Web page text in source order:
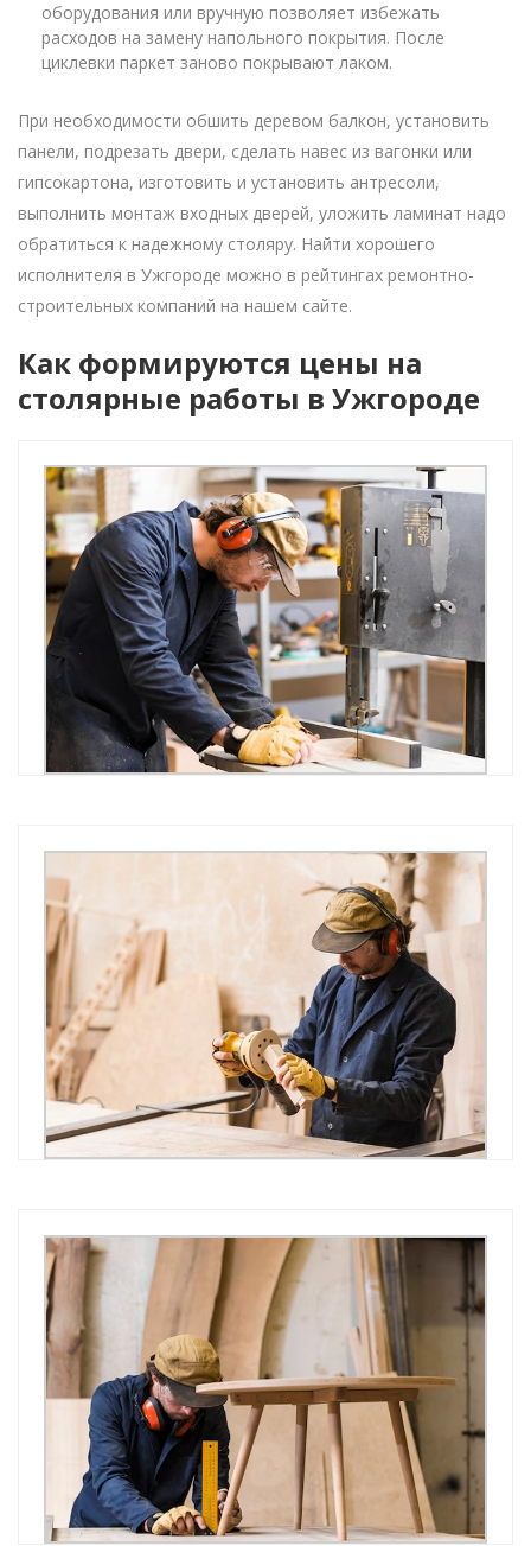
оборудования или вручную позволяет избежать
расходов на замену напольного покрытия. После
циклевки паркет заново покрывают лаком.
При необходимости обшить деревом балкон, установить
панели, подрезать двери, сделать навес из вагонки или
гипсокартона, изготовить и установить антресоли,
выполнить монтаж входных дверей, уложить ламинат надо
обратиться к надежному столяру. Найти хорошего
исполнителя в Ужгороде можно в рейтингах ремонтно-
строительных компаний на нашем сайте.
Как формируются цены на
столярные работы в Ужгороде